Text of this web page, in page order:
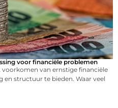
voor financiële problemen
van ernstige financiële
structuur te bieden. Waar veel